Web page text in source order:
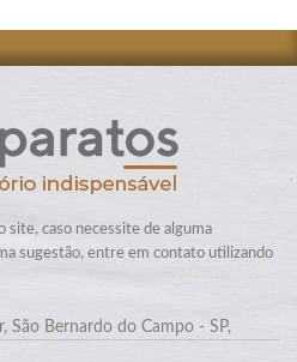
site, caso necessite de alguma
sugestão, entre em contato utilizando
São Bernardo do Campo - SP,